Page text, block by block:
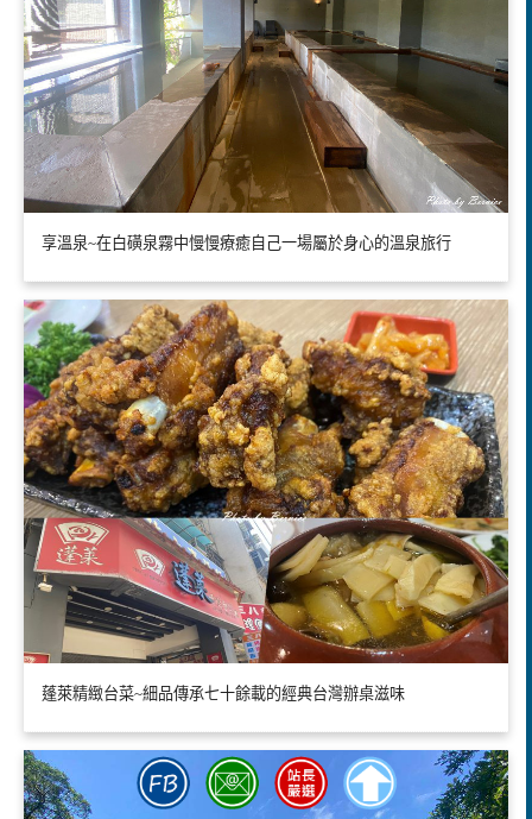
享溫泉~在白磺泉霧中慢慢療癒自己一場屬於身心的溫泉旅行
蓬萊精緻台菜~細品傳承七十餘載的經典台灣辦桌滋味